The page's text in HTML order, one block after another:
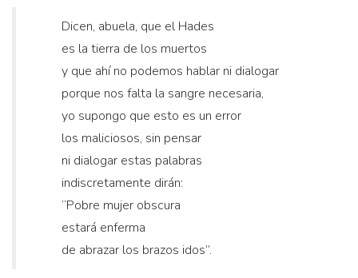
Dicen, abuela, que el Hades
es la tierra de los muertos
y que ahí no podemos hablar ni dialogar
porque nos falta la sangre necesaria,
yo supongo que esto es un error
los maliciosos, sin pensar
ni dialogar estas palabras
indiscretamente dirán:
“Pobre mujer obscura
estará enferma
de abrazar los brazos idos”.